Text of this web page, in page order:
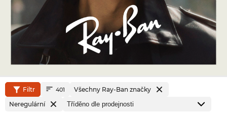
Filtr 401
Všechny Ray-Ban značky
Neregulární